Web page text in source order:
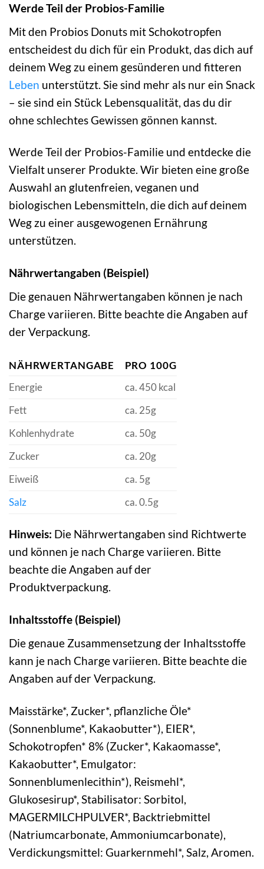
Werde Teil der Probios-Familie
Mit den Probios Donuts mit Schokotropfen
entscheidest du dich für ein Produkt, das dich auf
deinem Weg zu einem gesünderen und fitteren
Leben unterstützt. Sie sind mehr als nur ein Snack
– sie sind ein Stück Lebensqualität, das du dir
ohne schlechtes Gewissen gönnen kannst.
Werde Teil der Probios-Familie und entdecke die
Vielfalt unserer Produkte. Wir bieten eine große
Auswahl an glutenfreien, veganen und
biologischen Lebensmitteln, die dich auf deinem
Weg zu einer ausgewogenen Ernährung
unterstützen.
Nährwertangaben (Beispiel)
Die genauen Nährwertangaben können je nach
Charge variieren. Bitte beachte die Angaben auf
der Verpackung.
NÄHRWERTANGABE
PRO 100G
Energie
ca. 450 kcal
Fett
ca. 25g
Kohlenhydrate
ca. 50g
Zucker
ca. 20g
Eiweiß
ca. 5g
Salz
ca. 0.5g
Hinweis: Die Nährwertangaben sind Richtwerte
und können je nach Charge variieren. Bitte
beachte die Angaben auf der
Produktverpackung.
Inhaltsstoffe (Beispiel)
Die genaue Zusammensetzung der Inhaltsstoffe
kann je nach Charge variieren. Bitte beachte die
Angaben auf der Verpackung.
Maisstärke*, Zucker*, pflanzliche Öle*
(Sonnenblume*, Kakaobutter*), EIER*,
Schokotropfen* 8% (Zucker*, Kakaomasse*,
Kakaobutter*, Emulgator:
Sonnenblumenlecithin*), Reismehl*,
Glukosesirup*, Stabilisator: Sorbitol,
MAGERMILCHPULVER*, Backtriebmittel
(Natriumcarbonate, Ammoniumcarbonate),
Verdickungsmittel: Guarkernmehl*, Salz, Aromen.